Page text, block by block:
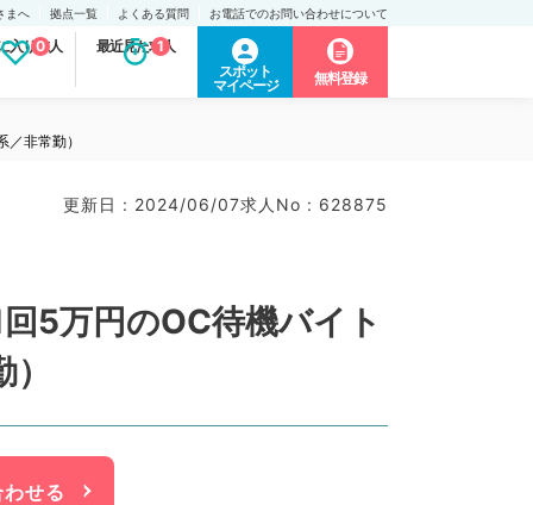
まへ 拠点一覧 よくある質問 お電話でのお問い合わせについて
入り求人
0 最近見た求人
1
スポット
マイページ
無料登録
非常勤）
更新日 : 2024/06/07求人No : 628875
5万円のOC待機バイト
せる